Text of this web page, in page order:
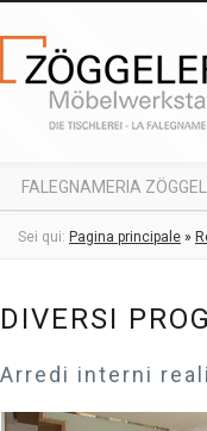
FALEGNAMERIA
RICHIESTA
Sei qui: Pagina principale »
DIVERSI
Arredi interni